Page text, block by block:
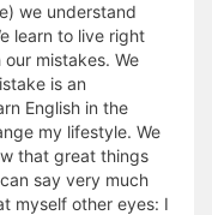
we understand
learn to live right
mistakes. We
is an
English in the
my lifestyle. We
that great things
say very much
myself other eyes: I